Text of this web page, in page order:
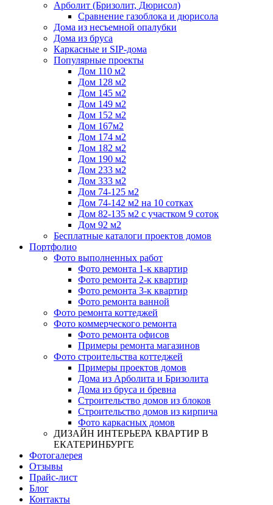
Арболит (Бризолит, Дюрисол)
Сравнение газоблока и дюрисола
Дома из несъемной опалубки
Дома из бруса
Каркасные и SIP-дома
Популярные проекты
Дом 110 м2
Дом 128 м2
Дом 145 м2
Дом 149 м2
Дом 152 м2
Дом 167м2
Дом 174 м2
Дом 182 м2
Дом 190 м2
Дом 233 м2
Дом 333 м2
Дом 74-125 м2
Дом 74-142 м2 на 10 сотках
Дом 82-135 м2 с участком 9 соток
Дом 92 м2
Бесплатные каталоги проектов домов
Портфолио
Фото выполненных работ
Фото ремонта 1-к квартир
Фото ремонта 2-к квартир
Фото ремонта 3-к квартир
Фото ремонта ванной
Фото ремонта коттеджей
Фото коммерческого ремонта
Фото ремонта офисов
Примеры ремонта магазинов
Фото строительства коттеджей
Примеры проектов домов
Дома из Арболита и Бризолита
Дома из бруса и бревна
Строительство домов из блоков
Строительство домов из кирпича
Фото каркасных домов
ДИЗАЙН ИНТЕРЬЕРА КВАРТИР В
ЕКАТЕРИНБУРГЕ
Фотогалерея
Отзывы
Прайс-лист
Блог
Контакты